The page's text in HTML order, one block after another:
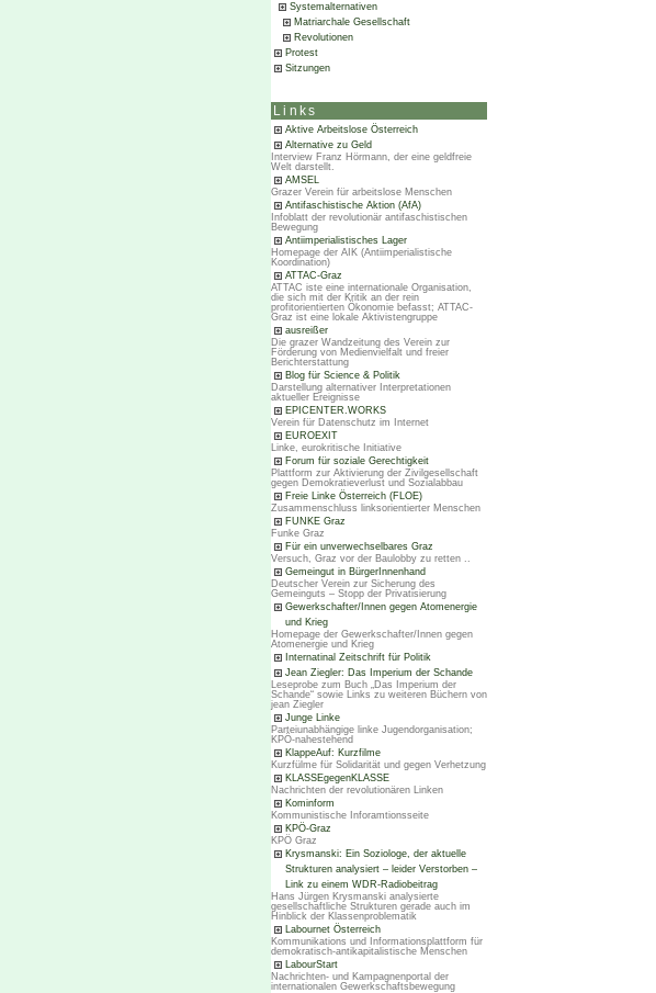
Systemalternativen
Matriarchale Gesellschaft
Revolutionen
Protest
Sitzungen
Links
Aktive Arbeitslose Österreich
Alternative zu Geld
Interview Franz Hörmann, der eine geldfreie
Welt darstellt.
AMSEL
Grazer Verein für arbeitslose Menschen
Antifaschistische Aktion (AfA)
Infoblatt der revolutionär antifaschistischen
Bewegung
Antiimperialistisches Lager
Homepage der AIK (Antiimperialistische
Koordination)
ATTAC-Graz
ATTAC iste eine internationale Organisation,
die sich mit der Kritik an der rein
profitorientierten Ökonomie befasst; ATTAC-
Graz ist eine lokale Aktivistengruppe
ausreißer
Die grazer Wandzeitung des Verein zur
Förderung von Medienvielfalt und freier
Berichterstattung
Blog für Science & Politik
Darstellung alternativer Interpretationen
aktueller Ereignisse
EPICENTER.WORKS
Verein für Datenschutz im Internet
EUROEXIT
Linke, eurokritische Initiative
Forum für soziale Gerechtigkeit
Plattform zur Aktivierung der Zivilgesellschaft
gegen Demokratieverlust und Sozialabbau
Freie Linke Österreich (FLOE)
Zusammenschluss linksorientierter Menschen
FUNKE Graz
Funke Graz
Für ein unverwechselbares Graz
Versuch, Graz vor der Baulobby zu retten ..
Gemeingut in BürgerInnenhand
Deutscher Verein zur Sicherung des
Gemeinguts – Stopp der Privatisierung
Gewerkschafter/Innen gegen Atomenergie
und Krieg
Homepage der Gewerkschafter/Innen gegen
Atomenergie und Krieg
Internatinal Zeitschrift für Politik
Jean Ziegler: Das Imperium der Schande
Leseprobe zum Buch „Das Imperium der
Schande“ sowie Links zu weiteren Büchern von
jean Ziegler
Junge Linke
Parteiunabhängige linke Jugendorganisation;
KPÖ-nahestehend
KlappeAuf: Kurzfilme
Kurzfülme für Solidarität und gegen Verhetzung
KLASSEgegenKLASSE
Nachrichten der revolutionären Linken
Kominform
Kommunistische Inforamtionsseite
KPÖ-Graz
KPÖ Graz
Krysmanski: Ein Soziologe, der aktuelle
Strukturen analysiert – leider Verstorben –
Link zu einem WDR-Radiobeitrag
Hans Jürgen Krysmanski analysierte
gesellschaftliche Strukturen gerade auch im
Hinblick der Klassenproblematik
Labournet Österreich
Kommunikations und Informationsplattform für
demokratisch-antikapitalistische Menschen
LabourStart
Nachrichten- und Kampagnenportal der
internationalen Gewerkschaftsbewegung